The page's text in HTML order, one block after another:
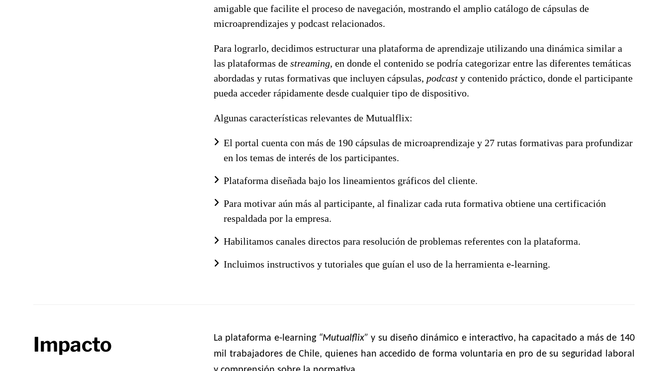
amigable que facilite el proceso de navegación, mostrando el amplio catálogo de cápsulas de
microaprendizajes y podcast relacionados.
Para lograrlo, decidimos estructurar una plataforma de aprendizaje utilizando una dinámica similar a
las plataformas destreaming, en donde el contenido se podría categorizar entre las diferentes temáticas
abordadas y rutas formativas que incluyen cápsulas,podcast y contenido práctico, donde el participante
pueda acceder rápidamente desde cualquier tipo de dispositivo.
Algunas características relevantes de Mutualflix:
El portal cuenta con más de 190 cápsulas de microaprendizaje y 27 rutas formativas para profundizar
en los temas de interés de los participantes.
Plataforma diseñada bajo los lineamientos gráficos del cliente.
Para motivar aún más al participante, al finalizar cada ruta formativa obtiene una certificación
respaldada por la empresa.
Habilitamos canales directos para resolución de problemas referentes con la plataforma.
Incluimos instructivos y tutoriales que guían el uso de la herramienta e-learning.
Impacto La plataforma e-learning “Mutualflix” y su diseño dinámico e interactivo, ha capacitado a más de 140
mil trabajadores de Chile, quienes han accedido de forma voluntaria en pro de su seguridad laboral